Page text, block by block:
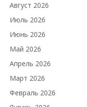
Август 2026
Июль 2026
Июнь 2026
Май 2026
Апрель 2026
Март 2026
Февраль 2026